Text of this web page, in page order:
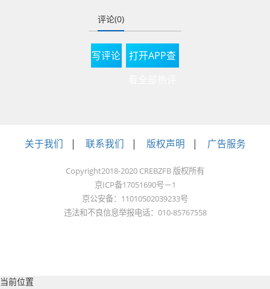
评论(0)
写评论
打开APP查
关于我们 | 联系我们 | 版权声明 | 广告服务
Copyright2018-2020 CREBZFB 版权所有
京ICP备17051690号－1
京公安备：11010502039233号
违法和不良信息举报电话：010-85767558
当前位置